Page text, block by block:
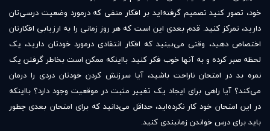
خود، تصور کنید تصمیم گرفته‌اید بر افکار منفی که درمورد وضعیت درسی‌تان
دارید، تمرکز کنید. قدم بعدی این است که هر روز زمانی را به ارزیابی افکارتان
اختصاص دهید، وقتی می‌بینید که افکار انتقادی درمورد خودتان دارید، یک
لحظه صبر کرده و به آنها خوب فکر کنید. بااینکه ممکن است بخاطر گرفتن یک
نمره بد در امتحان ناراحت باشید، آیا سرزنش کردن خودتان دردی را درمان
می‌کند؟ آیا راهی برای ایجاد یک تغییر مثبت در موقعیت وجود دارد؟ بااینکه
در این امتحان خود کار نکرده‌اید، حداقل می‌دانید که برای امتحان بعدی چطور
باید برای درس خواندن زمانبندی کنید.